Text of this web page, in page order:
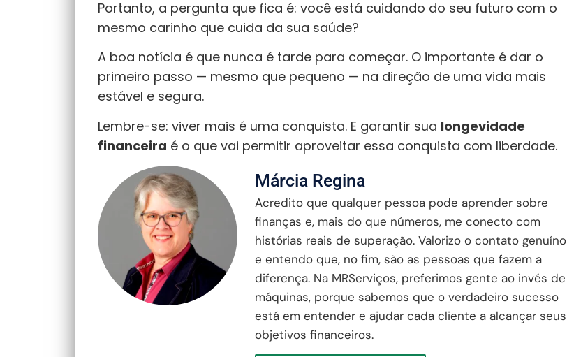
Portanto, a pergunta que fica é: você está cuidando do seu futuro com o
mesmo carinho que cuida da sua saúde?
A boa notícia é que nunca é tarde para começar. O importante é dar o
primeiro passo — mesmo que pequeno — na direção de uma vida mais
estável e segura.
Lembre-se: viver mais é uma conquista. E garantir sua longevidade
financeira é o que vai permitir aproveitar essa conquista com liberdade.
Márcia Regina
Acredito que qualquer pessoa pode aprender sobre
finanças e, mais do que números, me conecto com
histórias reais de superação. Valorizo o contato genuíno
e entendo que, no fim, são as pessoas que fazem a
diferença. Na MRServiços, preferimos gente ao invés de
máquinas, porque sabemos que o verdadeiro sucesso
está em entender e ajudar cada cliente a alcançar seus
objetivos financeiros.